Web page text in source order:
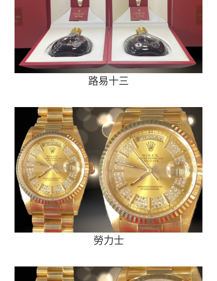
路易十三
勞力士